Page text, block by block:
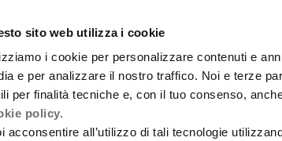
sito web utilizza i cookie
i cookie per personalizzare contenuti e
e per analizzare il nostro traffico. Noi e terze
per finalità tecniche e, con il tuo consenso,
policy.
acconsentire all’utilizzo di tali tecnologie
OPPORTUNITA' SERVIZI PER